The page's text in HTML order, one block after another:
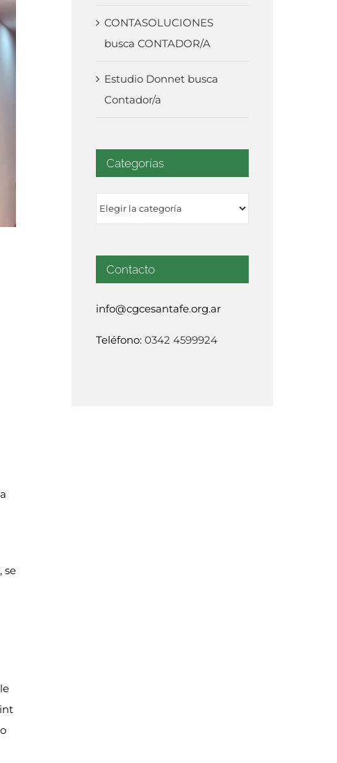
se
CONTASOLUCIONES
busca CONTADOR/A
Estudio Donnet busca
Contador/a
Categorías
Categorías
Contacto
info@cgcesantafe.org.ar
Teléfono: 0342 4599924